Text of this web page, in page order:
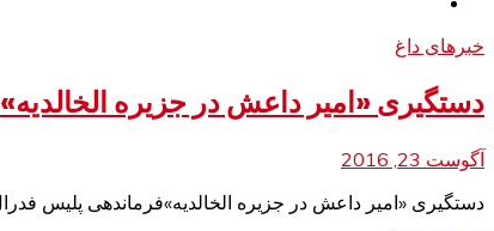
خبرهای داغ
دستگیری «امیر داعش در جزیره الخالدیه»
آگوست 23, 2016
دستگیری «امیر داعش در جزیره الخالدیه»فرماندهی پلیس